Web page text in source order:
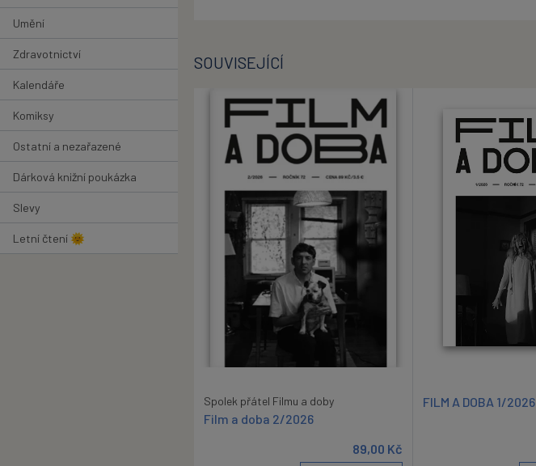
Umění
Zdravotnictví
Kalendáře
Komiksy
Ostatní a nezařazené
Dárková knižní poukázka
Slevy
Letní čtení 🌞
SOUVISEJÍCÍ
Spolek přátel Filmu a doby
Film a doba 2/2026
89,00 Kč
FILM A DOBA 1/2026